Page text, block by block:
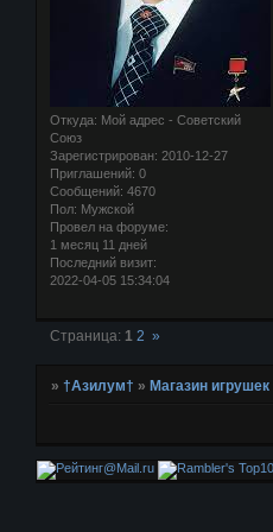
Откуда: Мой адрес - Советский
Союз
Зарегистрирован: 2010-12-27
Приглашений: 0
Сообщений: 4670
Пол: Мужской
Провел на форуме:
1 месяц 11 дней
Последний визит:
2022-04-05 15:34:04
Страница: 1 2 »
»†Азилум† »Магазин игрушек